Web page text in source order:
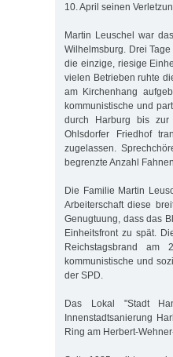
10. April seinen
Martin Leuschel war
Wilhelmsburg. Drei
die einzige, riesige
vielen Betrieben ruhte
am Kirchenhang
kommunistische und
durch Harburg bis zur
Ohlsdorfer Friedhof
zugelassen.
begrenzte Anzahl
Die Familie Martin
Arbeiterschaft diese
Genugtuung, dass das
Einheitsfront zu spät.
Reichstagsbrand
kommunistische und
der SPD.
Das Lokal "Stadt
Innenstadtsanierung
Ring am Herbert-